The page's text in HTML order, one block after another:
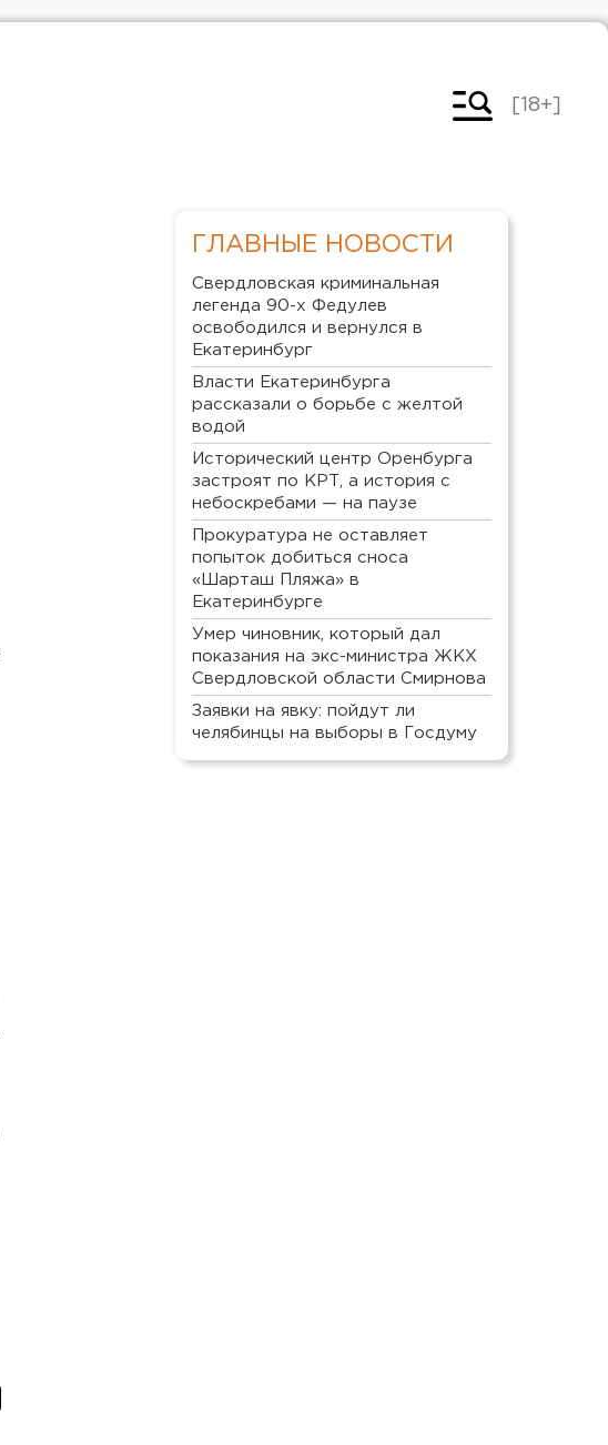
[18+]
ГЛАВНЫЕ НОВОСТИ
Свердловская криминальная
легенда 90-х Федулев
освободился и вернулся в
Екатеринбург
Власти Екатеринбурга
рассказали о борьбе с желтой
водой
Исторический центр Оренбурга
застроят по КРТ, а история с
небоскребами — на паузе
Прокуратура не оставляет
попыток добиться сноса
«Шарташ Пляжа» в
Екатеринбурге
Умер чиновник, который дал
показания на экс-министра ЖКХ
Свердловской области Смирнова
Заявки на явку: пойдут ли
челябинцы на выборы в Госдуму